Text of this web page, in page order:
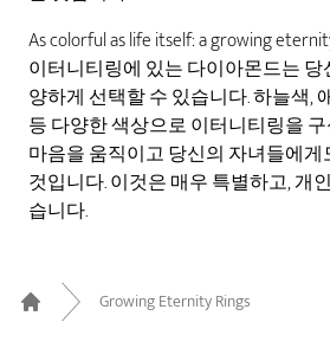
As colorful as life itself: a growing
이터니티링에 있는 다이아몬드는
양하게 선택할 수 있습니다. 하늘색,
등 다양한 색상으로 이터니티링을
마음을 움직이고 당신의 자녀들에게
것입니다. 이것은 매우 특별하고, 개
습니다.
Home
Growing Eternity Rings